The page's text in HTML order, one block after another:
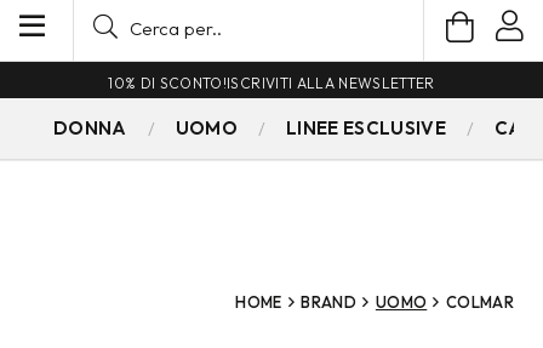
10% DI SCONTO!ISCRIVITI ALLA NEWSLETTER
DONNA UOMO LINEE ESCLUSIVE
HOME BRAND UOMO COLMAR